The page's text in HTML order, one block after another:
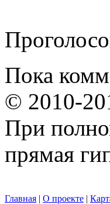
Пока
© 2010-
При
прямая
Главная | О проекте |